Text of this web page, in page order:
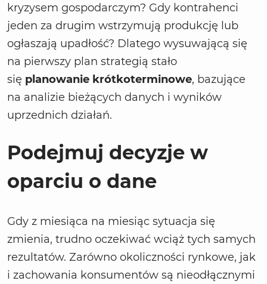
kryzysem gospodarczym? Gdy kontrahenci
jeden za drugim wstrzymują produkcję lub
ogłaszają upadłość? Dlatego wysuwającą się
na pierwszy plan strategią stało
się planowanie krótkoterminowe, bazujące
na analizie bieżących danych i wyników
uprzednich działań.
Podejmuj decyzje w
oparciu o dane
Gdy z miesiąca na miesiąc sytuacja się
zmienia, trudno oczekiwać wciąż tych samych
rezultatów. Zarówno okoliczności rynkowe, jak
i zachowania konsumentów są nieodłącznymi